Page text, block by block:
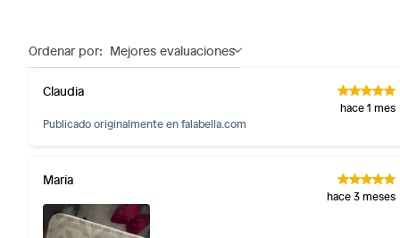
Ordenar por: Mejores evaluaciones
Claudia
hace 1 mes
Publicado originalmente enfalabella.com
Maria
hace 3 meses